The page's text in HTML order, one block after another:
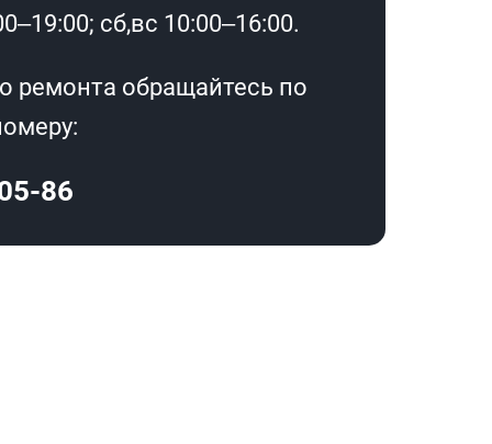
сб,вс 10:00–16:00.
ремонта обращайтесь по
86